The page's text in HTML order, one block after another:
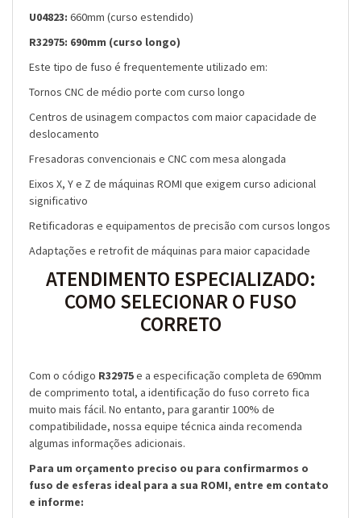
U04823: 660mm (curso estendido)
R32975: 690mm (curso longo)
Este tipo de fuso é frequentemente utilizado em:
Tornos CNC de médio porte com curso longo
Centros de usinagem compactos com maior capacidade de
deslocamento
Fresadoras convencionais e CNC com mesa alongada
Eixos X, Y e Z de máquinas ROMI que exigem curso adicional
significativo
Retificadoras e equipamentos de precisão com cursos longos
Adaptações e retrofit de máquinas para maior capacidade
ATENDIMENTO ESPECIALIZADO:
COMO SELECIONAR O FUSO
CORRETO
Com o código R32975e a especificação completa de 690mm
de comprimento total, a identificação do fuso correto fica
muito mais fácil. No entanto, para garantir 100% de
compatibilidade, nossa equipe técnica ainda recomenda
algumas informações adicionais.
Para um orçamento preciso ou para confirmarmos o
fuso de esferas ideal para a sua ROMI, entre em contato
e informe: